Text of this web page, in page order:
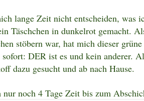
lange Zeit nicht entscheiden, was
Täschchen in dunkelrot gemacht.
stöbern war, hat mich dieser
DER ist es und kein anderer.
dazu gesucht und ab nach Hause.
nur noch 4 Tage Zeit bis zum